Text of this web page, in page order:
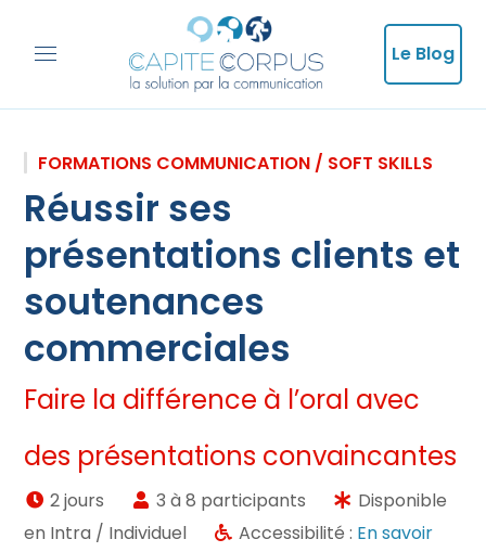
Le Blog
FORMATIONS COMMUNICATION / SOFT SKILLS
Réussir ses
présentations clients et
soutenances
commerciales
Faire la différence à l’oral avec
des présentations convaincantes
2 jours 3 à 8 participants
Disponible
en Intra / Individuel
Accessibilité : En savoir